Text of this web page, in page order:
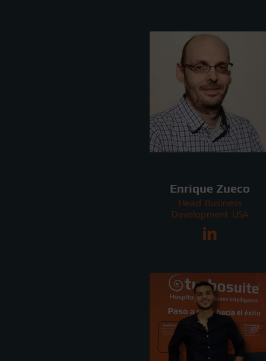
Enrique Zueco
Head Business
Development USA